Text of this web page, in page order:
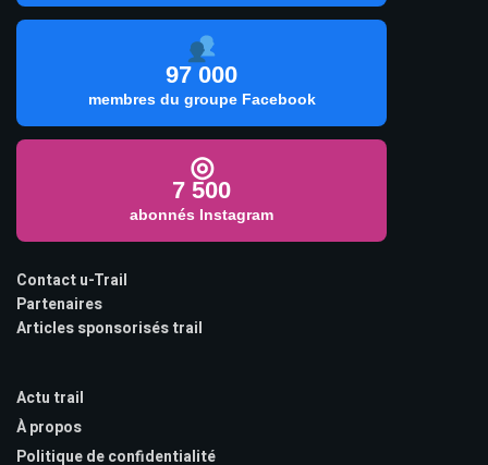
97 000
membres du groupe Facebook
◎
7 500
abonnés Instagram
Contact u-Trail
Partenaires
Articles sponsorisés trail
Actu trail
À propos
Politique de confidentialité